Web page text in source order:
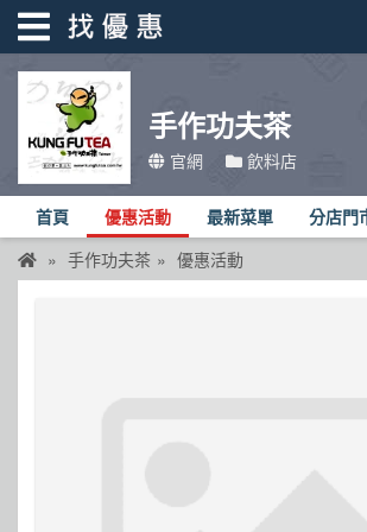
手作功夫茶
官網 飲料店
首頁 優惠活動 最新菜單 分店門
手作功夫茶 優惠活動
找優惠
優惠活動
折價卷